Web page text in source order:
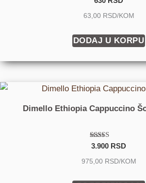
4.50
od 5
63,00 RSD/KOM
DODAJ U KORPU
Dimello Ethiopia Cappuccino
Ocenjeno sa
od 5
3.900 RSD
975,00 RSD/KOM